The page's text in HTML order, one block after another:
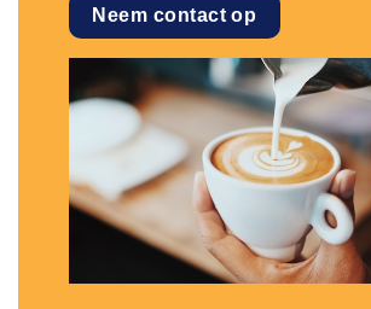
Neem contact op